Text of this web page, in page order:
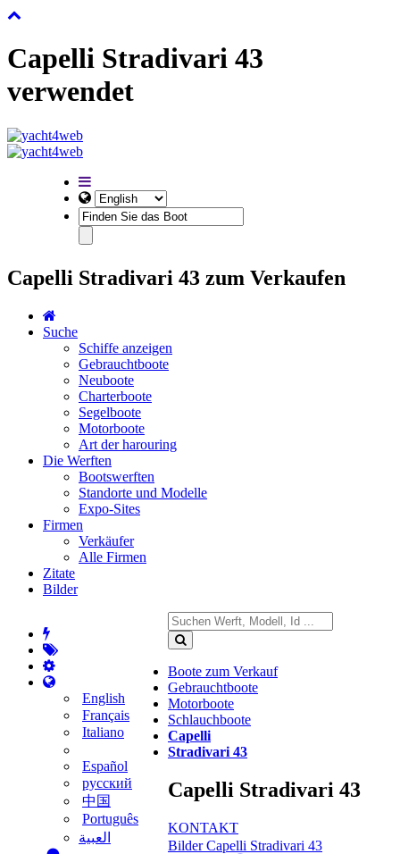
Capelli Stradivari 43
verwendet
Capelli Stradivari 43 zum Verkaufen
Suche
Schiffe anzeigen
Gebrauchtboote
Neuboote
Charterboote
Segelboote
Motorboote
Art der harouring
Die Werften
Bootswerften
Standorte und Modelle
Expo-Sites
Firmen
Verkäufer
Alle Firmen
Zitate
Bilder
English
Français
Italiano
Español
русский
中国
Português
‫العبية
Boote zum Verkauf
Gebrauchtboote
Motorboote
Schlauchboote
Capelli
Stradivari 43
Capelli Stradivari 43
KONTAKT
Bilder Capelli Stradivari 43